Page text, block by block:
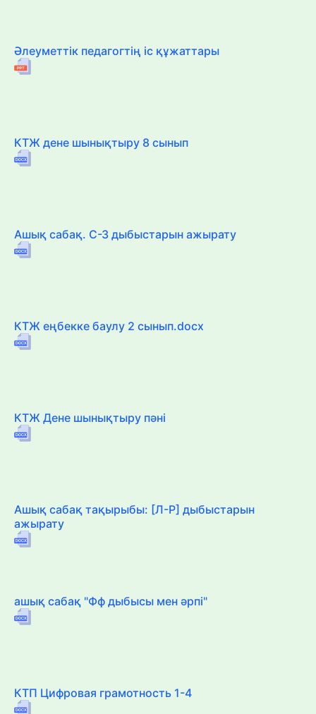
Әлеуметтік педагогтің іс құжаттары
КТЖ дене шынықтыру 8 сынып
Ашық сабақ. С-З дыбыстарын ажырату
КТЖ еңбекке баулу 2 сынып.docx
КТЖ Дене шынықтыру пәні
Ашық сабақ тақырыбы: [Л-Р] дыбыстарын
ажырату
ашық сабақ "Фф дыбысы мен әрпі"
КТП Цифровая грамотность 1-4